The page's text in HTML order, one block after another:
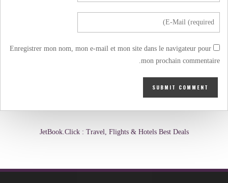
Enregistrer mon nom, mon e-mail et mon site dans le navigateur pour
mon prochain commentaire.
JetBook.Click : Travel, Flights & Hotels Best Deals